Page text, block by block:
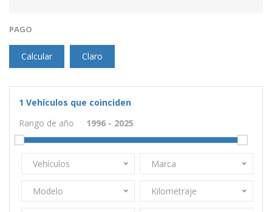
PAGO
Calcular Claro
1 Vehículos que coinciden
Rango de año
Vehículos Marca
Modelo Kilometraje